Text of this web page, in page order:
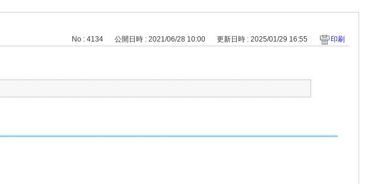
No : 4134 公開日時 : 2021/06/28 10:00 更新日時 : 2025/01/29 16:55 印刷